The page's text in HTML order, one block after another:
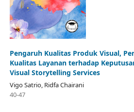
Pengaruh Kualitas Produk Visual,
Kualitas Layanan terhadap
Visual Storytelling Services
Vigo Satrio, Ridfa Chairani
40-47